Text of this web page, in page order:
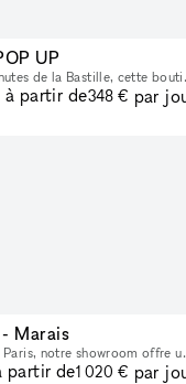
UP
Située à deux minutes de
à partir de348 € par
Marais
Situé au cœur de Paris, notre
partir de1 020 € par